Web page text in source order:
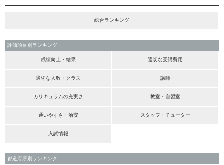
総合ランキング
評価項目別ランキング
成績向上・結果 適切な受講費用
適切な人数・クラス 講師
カリキュラムの充実さ 教室・自習室
通いやすさ・治安 スタッフ・チューター
入試情報
都道府県別ランキング